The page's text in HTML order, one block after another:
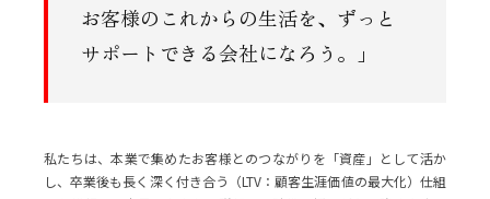
お客様のこれからの生活を、ずっと
サポートできる会社になろう。」
私たちは、本業で集めたお客様とのつながりを「資産」として活か
し、卒業後も長く深く付き合う（LTV：顧客生涯価値の最大化）仕組